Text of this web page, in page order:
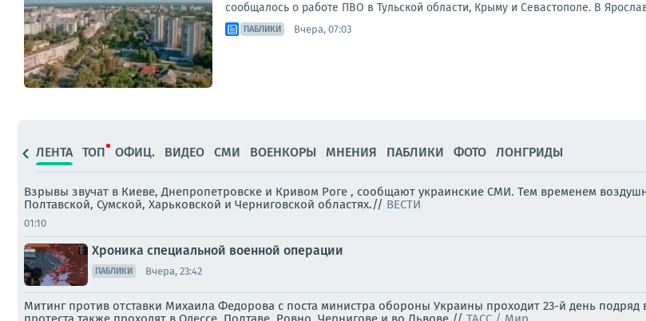
сообщалось о работе ПВО в Тульской области, Крыму и Севастополе. В
ПАБЛИКИ Вчера, 07:03
ЛЕНТА ТОП ОФИЦ. ВИДЕО СМИ ВОЕНКОРЫ МНЕНИЯ ПАБЛИКИ ФОТО ЛОНГРИДЫ
Взрывы звучат в Киеве, Днепропетровске и Кривом Роге , сообщают украинские СМИ. Тем временем
Полтавской, Сумской, Харьковской и Черниговской областях.// ВЕСТИ
01:10
Хроника специальной военной операции
ПАБЛИКИ Вчера, 23:42
Митинг против отставки Михаила Федорова с поста министра обороны Украины проходит 23-й день